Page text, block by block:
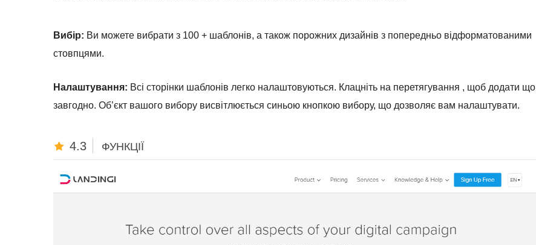
Вибір: Ви можете вибрати з 100 + шаблонів, а також порожних дизайнів з попередньо відформатованими
стовпцями.
Налаштування: Всі сторінки шаблонів легко налаштовуються. Клацніть на перетягування , щоб додати що
завгодно. Об’єкт вашого вибору висвітлюється синьою кнопкою вибору, що дозволяє вам налаштувати.
4.3 ФУНКЦІЇ